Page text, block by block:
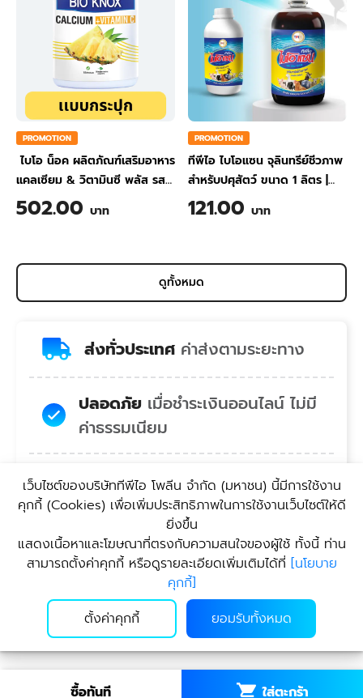
ซื้อทันที ใส่ตะกร้า
PROMOTION
ไบโอ น็อค ผลิตภัณฑ์เสริมอาหาร
แคลเซียม & วิตามินซี พลัส รส
สับปะรด ขนาด 200 กรัม
502.00 บาท
PROMOTION
ทีพีไอ ไบโอแซน จุลินทรีย์ชีวภาพ
สำหรับปศุสัตว์ ขนาด 1 ลิตร
TPI BIO-SAN Organic
Wastewater Treatment for
121.00 บาท
ดูทั้งหมด
ส่งทั่วประเทศ ค่าส่งตามระยะทาง
ปลอดภัย เมื่อชำระเงินออนไลน์ ไม่มี
ค่าธรรมเนียม
สบายใจ คอลเซ็นเตอร์พร้อมยินดี
บริการ
สะดวก บริการรับสินค้า
เว็บไซต์ของบริษัททีพีไอ โพลีน จํากัด (มหาชน) นี้มีการใช้งาน
คุกกี้ (Cookies) เพื่อเพิ่มประสิทธิภาพในการใช้งานเว็บไซต์ให้ดี
ยิ่งขึ้น
แสดงเนื้อหาและโฆษณาที่ตรงกับความสนใจของผู้ใช้ ทั้งนี้ ท่าน
สามารถตั้งค่าคุกกี้ หรือดูรายละเอียดเพิ่มเติมได้ที่ [นโยบาย
คุกกี้]
ตั้งค่าคุกกี้
ยอมรับทั้งหมด